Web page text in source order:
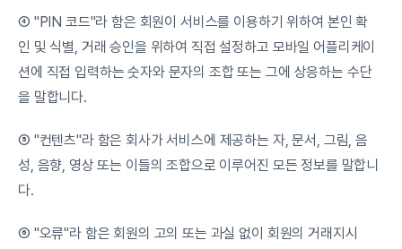
④ "PIN 코드"라 함은 회원이 서비스를 이용하기 위하여 본인 확
인 및 식별, 거래 승인을 위하여 직접 설정하고 모바일 어플리케이
션에 직접 입력하는 숫자와 문자의 조합 또는 그에 상응하는 수단
을 말합니다.
⑤ "컨텐츠"라 함은 회사가 서비스에 제공하는 자, 문서, 그림, 음
성, 음향, 영상 또는 이들의 조합으로 이루어진 모든 정보를 말합니
다.
⑥ "오류"라 함은 회원의 고의 또는 과실 없이 회원의 거래지시